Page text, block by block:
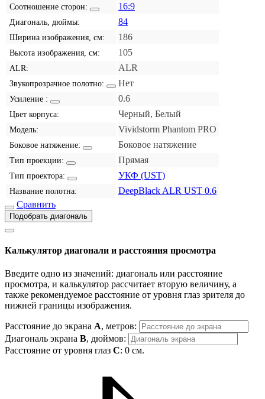
Соотношение сторон: 16:9
Диагональ, дюймы: 84
Ширина изображения, см: 186
Высота изображения, см: 105
ALR: ALR
Звукопрозрачное полотно: Нет
Усиление : 0.6
Цвет корпуса: Черный, Белый
Модель: Vividstorm Phantom PRO
Боковое натяжение: Боковое натяжение
Тип проекции: Прямая
Тип проектора: УКФ (UST)
Название полотна:
DeepBlack ALR UST 0.6
Сравнить
Подобрать диагональ
Калькулятор диагонали и расстояния просмотра
Введите одно из значений: диагональ или расстояние
просмотра, и калькулятор рассчитает вторую величину, а
также рекомендуемое расстояние от уровня глаз зрителя до
нижней границы изображения.
Расстояние до экрана A, метров:
Диагональ экрана B, дюймов:
Расстояние от уровня глаз C: 0 см.